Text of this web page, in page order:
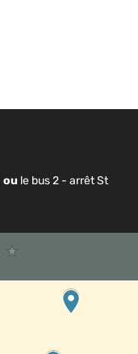
ou le bus 2 - arrêt St